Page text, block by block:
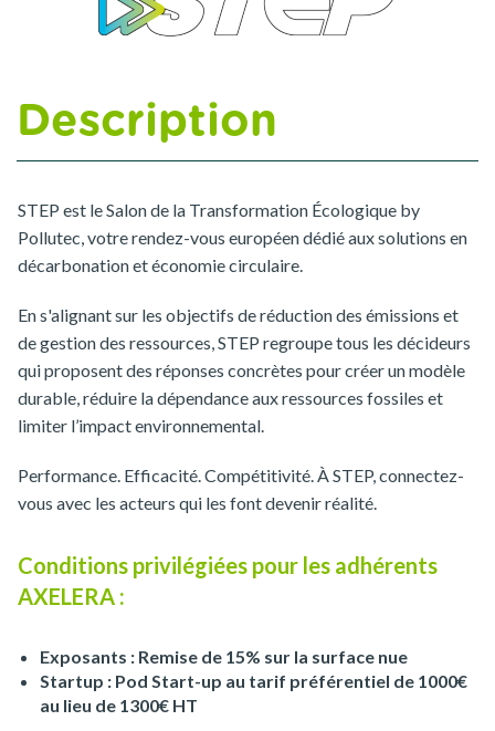
Description
STEP est le Salon de la Transformation Écologique by
Pollutec, votre rendez-vous européen dédié aux solutions en
décarbonation et économie circulaire.
En s'alignant sur les objectifs de réduction des émissions et
de gestion des ressources, STEP regroupe tous les décideurs
qui proposent des réponses concrètes pour créer un modèle
durable, réduire la dépendance aux ressources fossiles et
limiter l’impact environnemental.
Performance. Efficacité. Compétitivité. À STEP, connectez-
vous avec les acteurs qui les font devenir réalité.
Conditions privilégiées pour les adhérents
AXELERA :
Exposants : Remise de 15% sur la surface nue
Startup : Pod Start-up au tarif préférentiel de 1000€
au lieu de 1300€ HT